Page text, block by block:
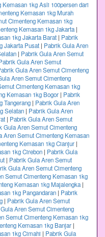
1kg Asli 100persen dari
Kemasan 1kg Murah
Cimenteng Kemasan 1kg
Kemasan 1kg Jakarta |
1kg Jakarta Barat | Pabrik
Jakarta Pusat | Pabrik Gula Aren
| Pabrik Gula Aren Semut
Gula Aren Semut
Gula Aren Semut Cimenteng
Aren Semut Cimenteng
Cimenteng Kemasan 1kg
Kemasan 1kg Bogor | Pabrik
Tangerang | Pabrik Gula Aren
Selatan | Pabrik Gula Aren
| Pabrik Gula Aren Semut
Gula Aren Semut Cimenteng
Aren Semut Cimenteng Kemasan
Kemasan 1kg Cianjur |
1kg Cirebon | Pabrik Gula
| Pabrik Gula Aren Semut
Gula Aren Semut Cimenteng
Semut Cimenteng Kemasan 1kg
Kemasan 1kg Majalengka |
1kg Pangandaran | Pabrik
| Pabrik Gula Aren Semut
Aren Semut Cimenteng
Semut Cimenteng Kemasan 1kg
Kemasan 1kg Banjar |
1kg Cimahi | Pabrik Gula